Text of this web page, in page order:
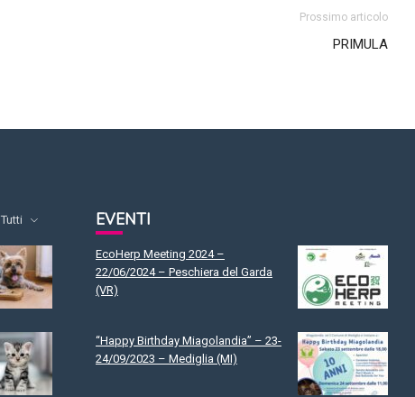
Prossimo articolo
PRIMULA
Tutti EVENTI
EcoHerp Meeting 2024 –
22/06/2024 – Peschiera del Garda
(VR)
“Happy Birthday Miagolandia” – 23-
24/09/2023 – Mediglia (MI)